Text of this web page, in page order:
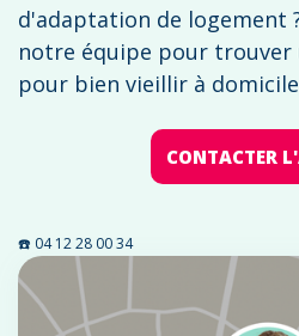
d'adaptation de logement
notre équipe pour
pour bien vieillir à
CONTACTER
☎️ 04 12 28 00 34